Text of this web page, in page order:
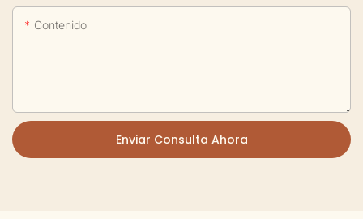
Contenido
Enviar Consulta Ahora